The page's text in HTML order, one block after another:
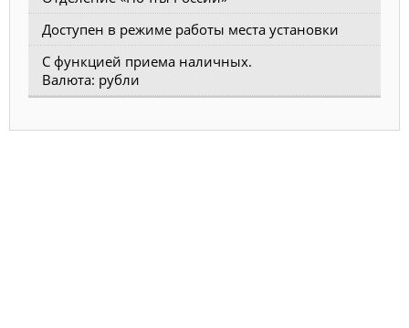
Доступен в режиме работы места установки
С функцией приема наличных.
Валюта: рубли